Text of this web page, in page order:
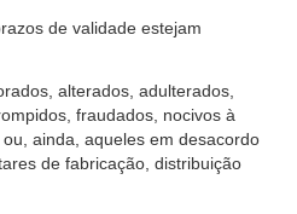
de validade estejam
alterados, adulterados,
fraudados, nocivos à
ainda, aqueles em desacordo
de fabricação, distribuição